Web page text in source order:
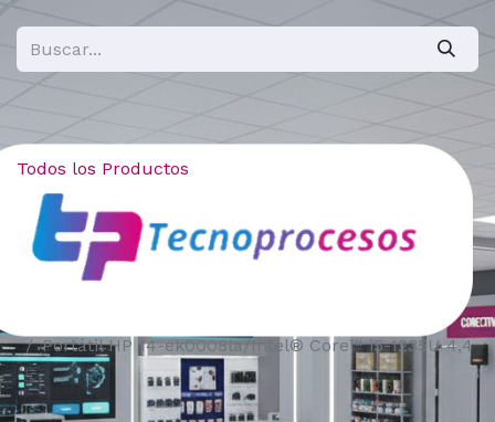
Todos los Productos
Portátil HP 14-ek0008la/Intel® Core™ i5-1235U 4,4